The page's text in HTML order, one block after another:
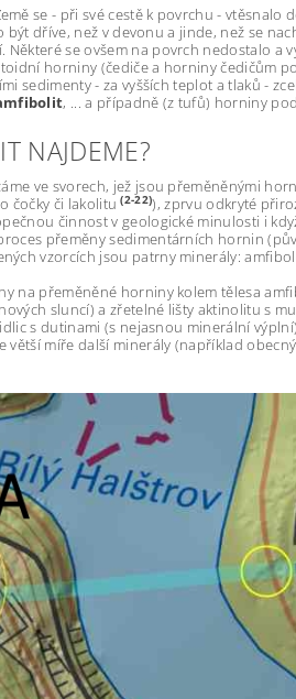
se - při své cestě k povrchu -
být dříve, než v devonu a jinde, než se
Některé se ovšem na povrch nedostalo a
horniny (čediče a horniny čedičům
sedimenty - za vyšších teplot a tlaků -
, ... a případně (z tufů) horniny
NAJDEME?
ve svorech, jež jsou přeměněnými
čočky či lakolitu(2-22)), zprvu odkryté
činnost v geologické minulosti i
přeměny sedimentárních hornin
vzorcích jsou patrny minerály:
na přeměněné horniny kolem tělesa
sluncí) a zřetelné lišty aktinolitu s
s dutinami (s nejasnou minerální
větší míře další minerály (například